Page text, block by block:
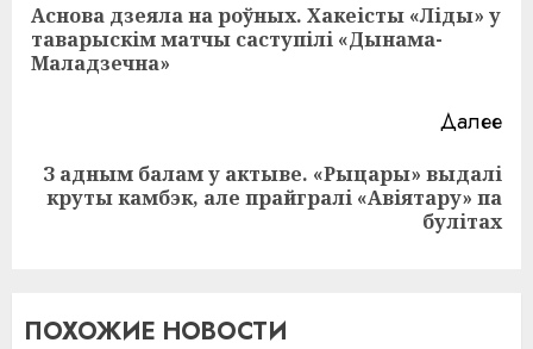
Аснова дзеяла на роўных. Хакеісты «Ліды» у
таварыскім матчы саступілі «Дынама-
Маладзечна»
Далее
Следующая
З адным балам у актыве. «Рыцары» выдалі
круты камбэк, але прайгралі «Авіятару» па
булітах
ПОХОЖИЕ НОВОСТИ